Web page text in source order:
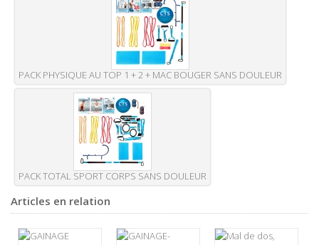
PACK PHYSIQUE AU TOP 1 + 2 + MAC BOUGER SANS DOULEUR
PACK TOTAL SPORT CORPS SANS DOULEUR
Articles en relation